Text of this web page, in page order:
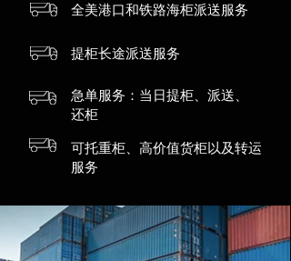
全美港口和铁路海柜派送服务
提柜长途派送服务
急单服务：当日提柜、派送、
还柜
可托重柜、高价值货柜以及转运
服务